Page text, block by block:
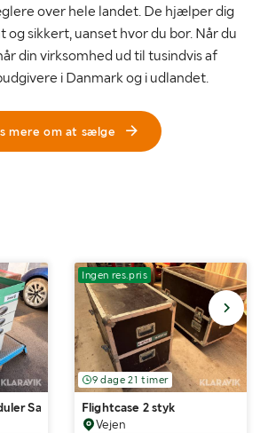
over hele landet. De hjælper dig
sikkert, uanset hvor du bor. Når du
din virksomhed ud til tusindvis af
i Danmark og i udlandet.
mere om at sælge
Sanistål Modul 2 styk.
Ingen res.pris
9 dage 21 timer
Flightcase 2 styk
Vejen